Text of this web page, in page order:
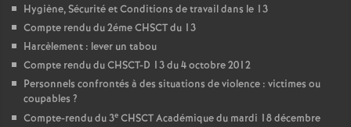
Hygiène, Sécurité et Conditions de travail dans le 13
Compte rendu du 2éme CHSCT du 13
Harcèlement : lever un tabou
Compte rendu du CHSCT-D 13 du 4 octobre 2012
Personnels confrontés à des situations de violence : victimes ou
coupables ?
Compte-rendu du 3e CHSCT Académique du mardi 18 décembre